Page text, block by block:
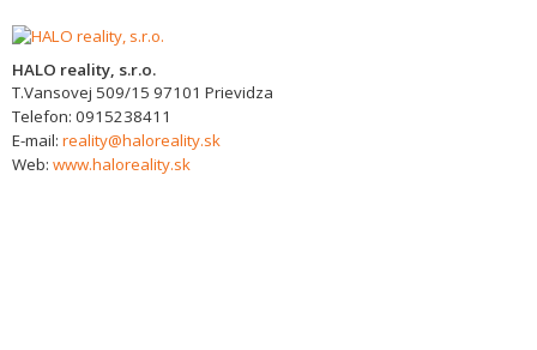
HALO reality, s.r.o.
T.Vansovej 509/15 97101 Prievidza
Telefon: 0915238411
E-mail: reality@haloreality.sk
Web: www.haloreality.sk